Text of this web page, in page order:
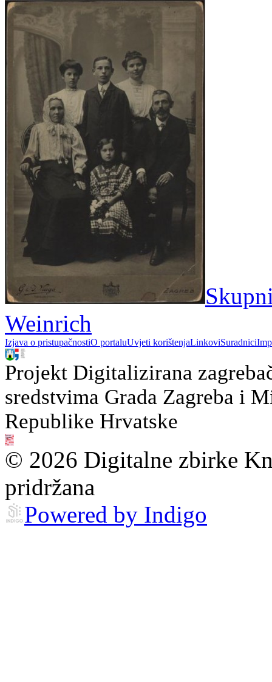
Weinrich
Izjava o pristupačnostiO portaluUvjeti korištenjaLinkoviSuradnici
Projekt Digitalizirana
sredstvima Grada Zagreba i
Republike Hrvatske
© 2026 Digitalne zbirke
pridržana
Powered by Indigo